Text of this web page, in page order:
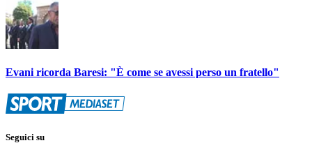
Evani ricorda Baresi: "È come se avessi perso un fratello"
Seguici su